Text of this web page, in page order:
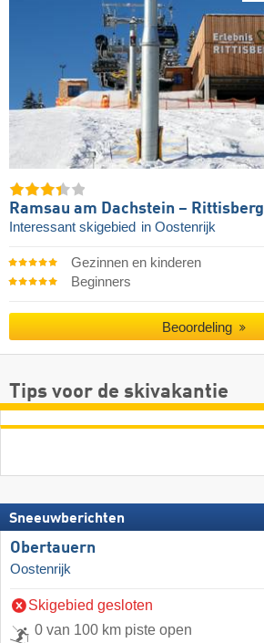
Ramsau am Dachstein – Rittisberg
Interessant skigebied in Oostenrijk
Gezinnen en kinderen
Beginners
Beoordeling
Tips voor de skivakantie
Sneeuwberichten
Obertauern
Oostenrijk
Skigebied gesloten
0 van 100 km piste open